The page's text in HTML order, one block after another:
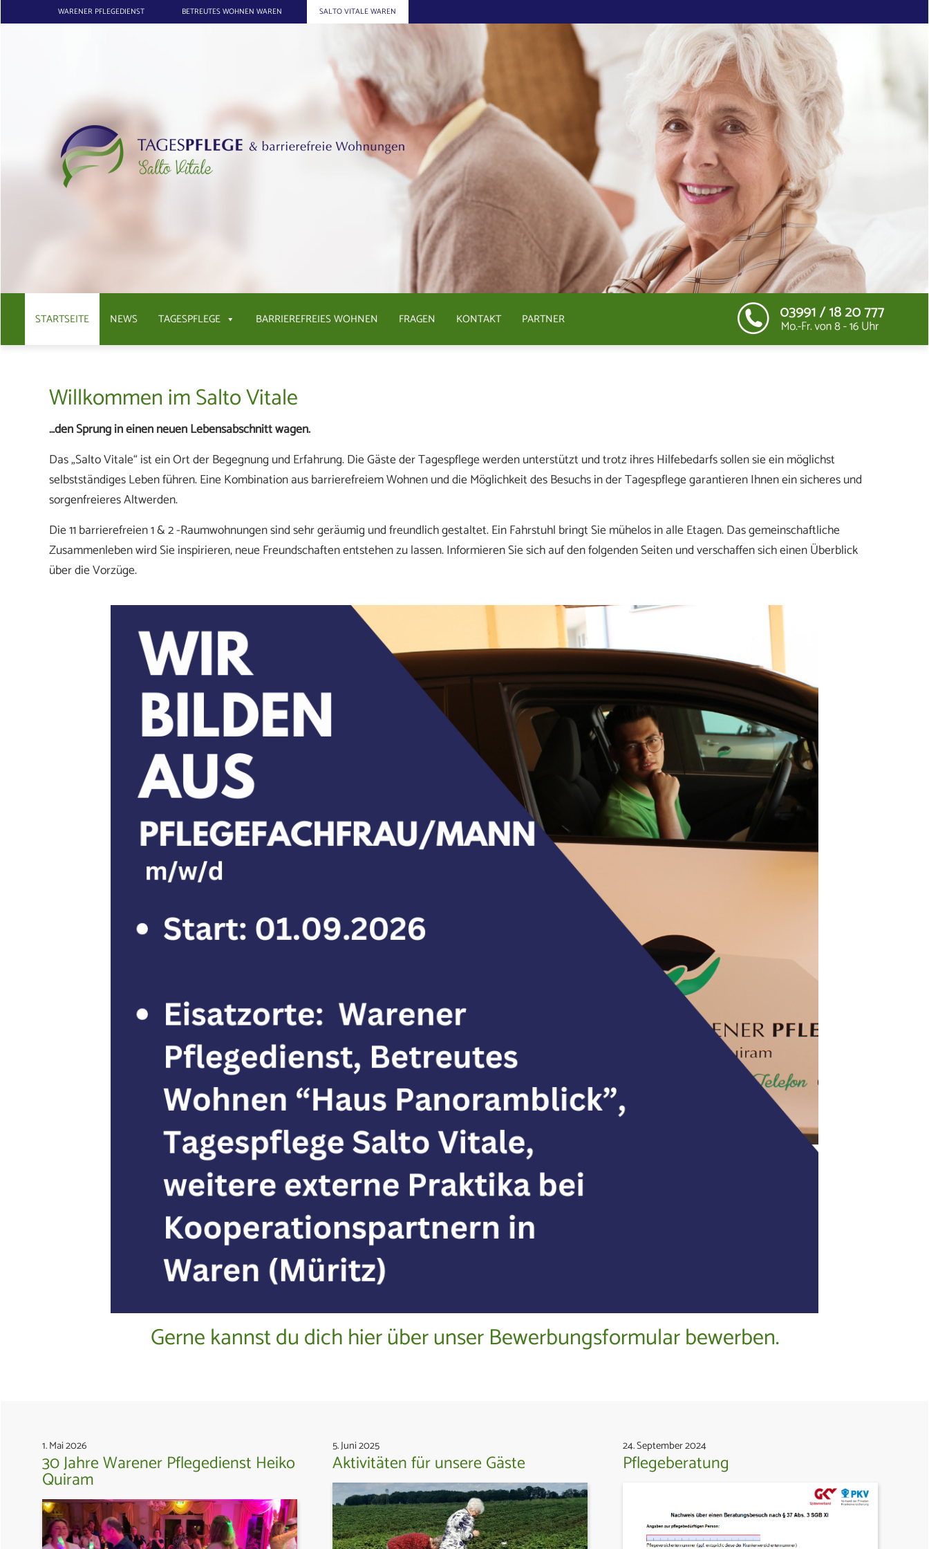
WARENER PFLEGEDIENST BETREUTES WOHNEN WAREN SALTO VITALE WAREN
STARTSEITE NEWS TAGESPFLEGE BARRIEREFREIES WOHNEN FRAGEN KONTAKT PARTNER
Willkommen im Salto Vitale
…den Sprung in einen neuen Lebensabschnitt wagen.
Das „Salto Vitale“ ist ein Ort der Begegnung und Erfahrung. Die Gäste der Tagespflege werden unterstützt und trotz ihres Hilfebedarfs sollen sie ein möglichst
selbstständiges Leben führen. Eine Kombination aus barrierefreiem Wohnen und die Möglichkeit des Besuchs in der Tagespflege garantieren Ihnen ein sicheres und
sorgenfreieres Altwerden.
Die 11 barrierefreien 1 & 2 -Raumwohnungen sind sehr geräumig und freundlich gestaltet. Ein Fahrstuhl bringt Sie mühelos in alle Etagen. Das gemeinschaftliche
Zusammenleben wird Sie inspirieren, neue Freundschaften entstehen zu lassen. Informieren Sie sich auf den folgenden Seiten und verschaffen sich einen Überblick
über die Vorzüge.
Gerne kannst du dich hier über unser Bewerbungsformular bewerben.
1. Mai 2026
30 Jahre Warener Pflegedienst Heiko
Quiram
5. Juni 2025
Aktivitäten für unsere Gäste
24. September 2024
Pflegeberatung